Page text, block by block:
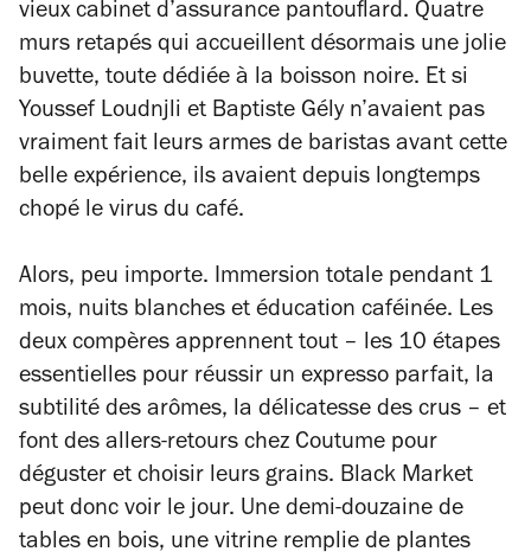
vieux cabinet d’assurance pantouflard. Quatre
murs retapés qui accueillent désormais une jolie
buvette, toute dédiée à la boisson noire. Et si
Youssef Loudnjli et Baptiste Gély n’avaient pas
vraiment fait leurs armes de baristas avant cette
belle expérience, ils avaient depuis longtemps
chopé le virus du café.
Alors, peu importe. Immersion totale pendant 1
mois, nuits blanches et éducation caféinée. Les
deux compères apprennent tout – les 10 étapes
essentielles pour réussir un expresso parfait, la
subtilité des arômes, la délicatesse des crus – et
font des allers-retours chez Coutume pour
déguster et choisir leurs grains. Black Market
peut donc voir le jour. Une demi-douzaine de
tables en bois, une vitrine remplie de plantes